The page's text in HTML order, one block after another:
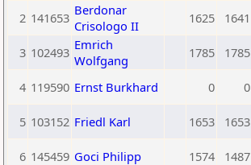
2 141653 Berdonar
Crisologo II
1625 1641
3 102493 Emrich
Wolfgang
1785 1785
4 119590 Ernst Burkhard 0 0
5 103152 Friedl Karl 1653 1653
6 145459 Goci Philipp 1574 1487